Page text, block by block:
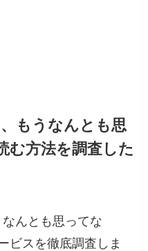
もうなんとも思
む方法を調査した
なんとも思ってな
ビスを徹底調査しま